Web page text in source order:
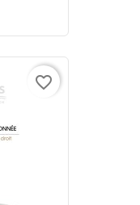
favorite_border